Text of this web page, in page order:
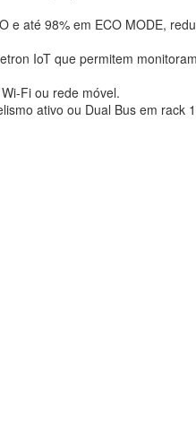
e até 98% em ECO MODE,
IoT que permitem
Fi ou rede móvel.
ativo ou Dual Bus em rack